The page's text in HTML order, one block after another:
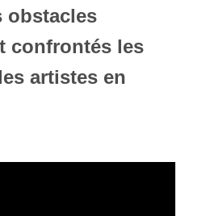
obstacles
confrontés les
artistes en